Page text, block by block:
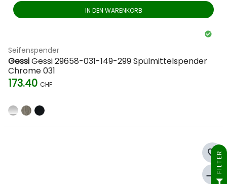
IN DEN WARENKORB
Seifenspender
GessiGessi 29658-031-149-299 Spülmittelspender
Chrome 031
173.40 CHF
favorite_border
compare_arrows
FILTER